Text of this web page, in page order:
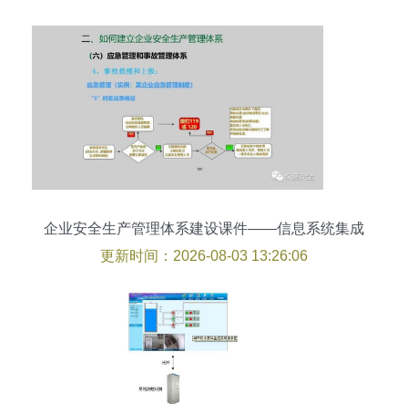
企业安全生产管理体系建设课件——信息系统集成
服务
更新时间：2026-08-03 13:26:06